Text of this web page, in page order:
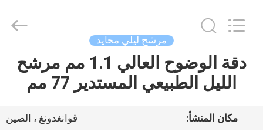
الصفحة
الرئيسية
منتجات
Technology
مرشح ليلي محايد
دقة الوضوح العالي 1.1 مم مرشح
الليل الطبيعي المستدير 77 مم
مكان المنشأ:
قوانغدونغ ، الصين